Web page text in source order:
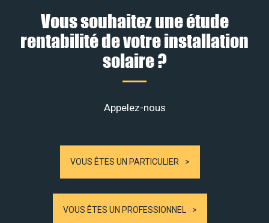
Vous souhaitez une étude
rentabilité de votre installation
solaire ?
Appelez-nous
VOUS ÊTES UN PARTICULIER
VOUS ÊTES UN PROFESSIONNEL